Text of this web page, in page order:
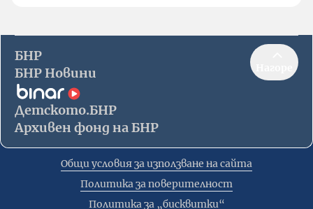
БНР
БНР Новини
Детското.БНР
Архивен фонд на БНР
Общи условия за използване на сайта
Политика за поверителност
Политика за „бисквитки“